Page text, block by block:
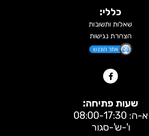
כללי:
שאלות ותשובות
הצהרת נגישות
שעות פתיחה:
א-ה: 08:00-17:30
ו'-ש'-סגור